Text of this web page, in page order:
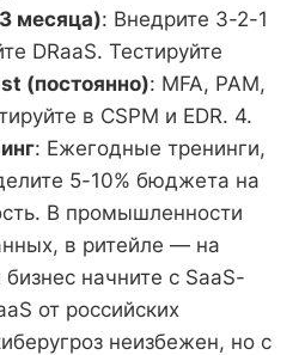
месяца): Внедрите 3-2-1
DRaaS. Тестируйте
(постоянно): MFA, PAM,
в CSPM и EDR. 4.
: Ежегодные тренинги,
5-10% бюджета на
В промышленности
в ритейле — на
начните с SaaS-
от российских
неизбежен, но с